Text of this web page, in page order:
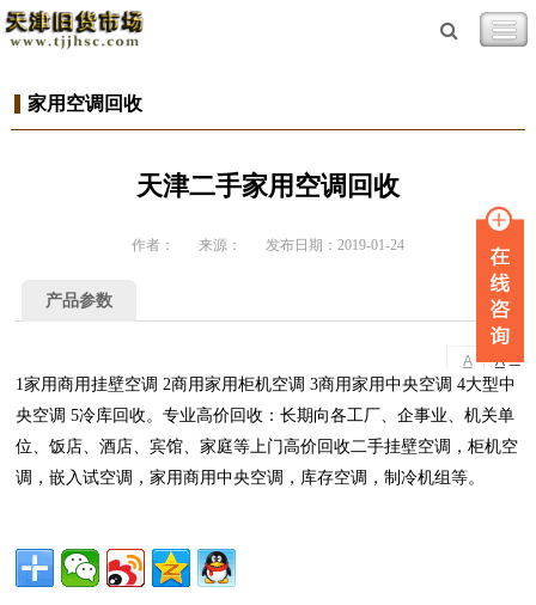
家用空调回收
天津二手家用空调回收
作者： 来源： 发布日期：2019-01-24
产品参数
A A
1家用商用挂壁空调 2商用家用柜机空调 3商用家用中央空调 4大型中
央空调 5冷库回收。专业高价回收：长期向各工厂、企事业、机关单
位、饭店、酒店、宾馆、家庭等上门高价回收二手挂壁空调，柜机空
调，嵌入试空调，家用商用中央空调，库存空调，制冷机组等。